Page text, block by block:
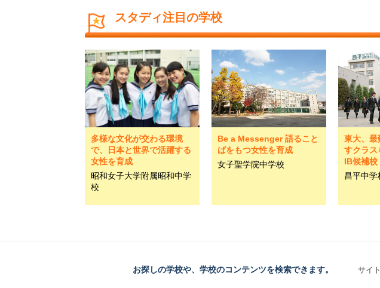
スタディ注目の学校
多様な文化が交わる環境
で、日本と世界で活躍する
女性を育成
昭和女子大学附属昭和中学
校
Be a Messenger 語ること
ばをもつ女性を育成
女子聖学院中学校
東大、最
すクラス
IB候補校
昌平中学
お探しの学校や、学校のコンテンツを検索できます。 サイ